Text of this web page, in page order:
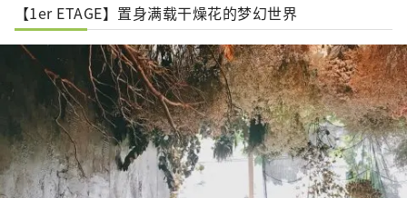
【1er ETAGE】置身满载干燥花的梦幻世界